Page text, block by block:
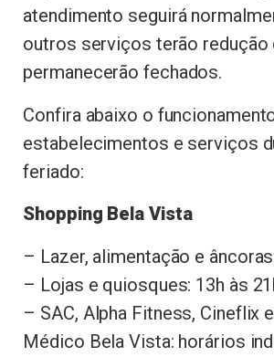
atendimento seguirá
outros serviços terão redução
permanecerão fechados.
Confira abaixo o
estabelecimentos e serviços
feriado:
Shopping Bela Vista
– Lazer, alimentação e
– Lojas e quiosques: 13h às
– SAC, Alpha Fitness, Cineflix
Médico Bela Vista: horários